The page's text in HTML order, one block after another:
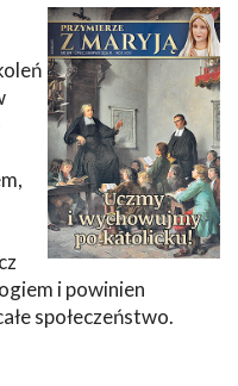
i powinien
społeczeństwo.